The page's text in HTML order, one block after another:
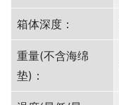
箱体深度：
重量(不含海绵
垫)：